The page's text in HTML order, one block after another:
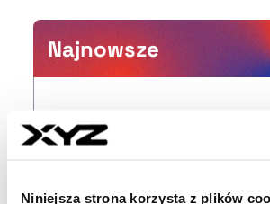
Niniejsza strona korzysta z plików
Najnowsze
Orlen zwiększa zyski,